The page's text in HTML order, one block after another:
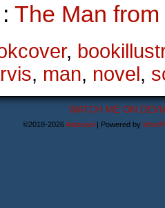
The Man
,
, man, novel,
WATCH ME ON
©2018-2026Astanael | Powered by